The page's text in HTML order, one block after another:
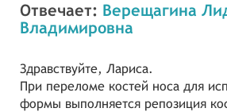
Отвечает: Верещагина
Владимировна
Здравствуйте, Лариса.
При переломе костей носа для
формы выполняется репозиция